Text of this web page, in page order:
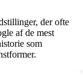
der ofte
af de mest
som